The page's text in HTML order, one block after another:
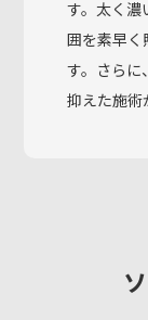
す。太く濃
囲を素早く
す。さらに
抑えた施術